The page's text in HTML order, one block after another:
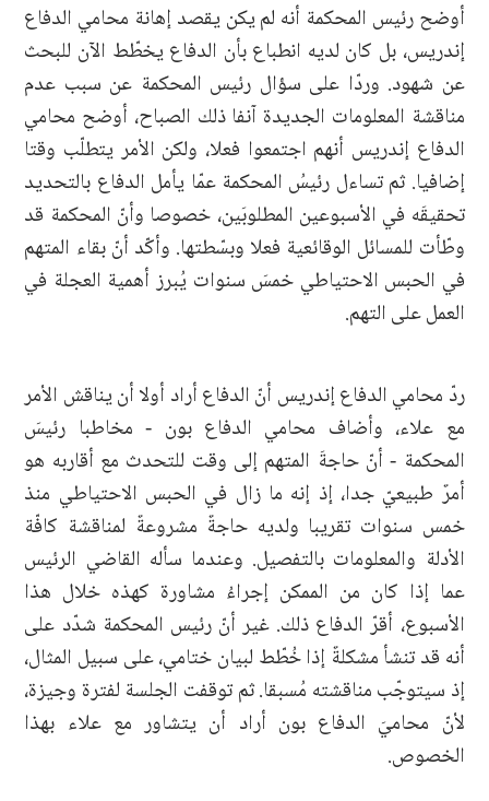
أوضح رئيس المحكمة أنه لم يكن يقصد إهانة محامي الدفاع
إندريس، بل كان لديه انطباع بأن الدفاع يخطّط الآن للبحث
عن شهود. وردّا على سؤال رئيس المحكمة عن سبب عدم
مناقشة المعلومات الجديدة آنفا ذلك الصباح، أوضح محامي
الدفاع إندريس أنهم اجتمعوا فعلا، ولكن الأمر يتطلّب وقتا
إضافيا. ثم تساءل رئيسُ المحكمة عمّا يأمل الدفاع بالتحديد
تحقيقَه في الأسبوعين المطلوبَين، خصوصا وأنّ المحكمة قد
وطّأت للمسائل الوقائعية فعلا وبسّطتها. وأكّد أنّ بقاء المتهم
في الحبس الاحتياطي خمسَ سنوات يُبرز أهمية العجلة في
العمل على التهم.
ردّ محامي الدفاع إندريس أنّ الدفاع أراد أولا أن يناقش الأمر
مع علاء، وأضاف محامي الدفاع بون - مخاطبا رئيسَ
المحكمة - أنّ حاجةَ المتهم إلى وقت للتحدث مع أقاربه هو
أمرٌ طبيعيّ جدا، إذ إنه ما زال في الحبس الاحتياطي منذ
خمس سنوات تقريبا ولديه حاجةٌ مشروعةٌ لمناقشة كافّة
الأدلة والمعلومات بالتفصيل. وعندما سأله القاضي الرئيس
عما إذا كان من الممكن إجراءُ مشاورة كهذه خلال هذا
الأسبوع، أقرّ الدفاع ذلك. غير أنّ رئيس المحكمة شدّد على
أنه قد تنشأ مشكلةٌ إذا خُطّط لبيان ختامي، على سبيل المثال،
إذ سيتوجّب مناقشته مُسبقا. ثم توقفت الجلسة لفترة وجيزة،
لأنّ محاميَ الدفاع بون أراد أن يتشاور مع علاء بهذا
الخصوص.